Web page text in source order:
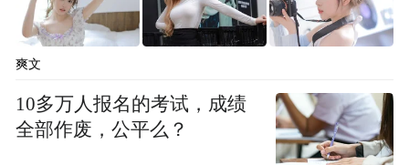
爽文
10多万人报名的考试，成绩
全部作废，公平么？